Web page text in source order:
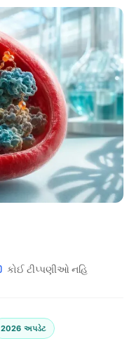
કોઈ ટીપ્પણીઓ નહિ
2026 અપડેટ